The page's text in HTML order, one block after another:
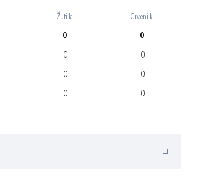
Žuti k. Crveni k.
0 0
0 0
0 0
0 0